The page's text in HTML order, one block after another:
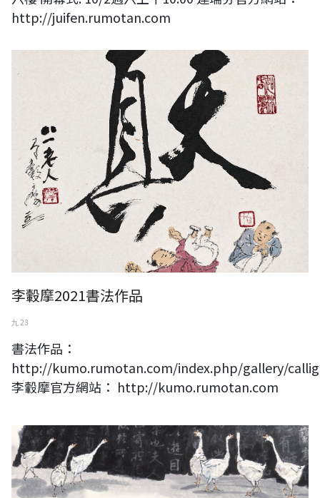
http://juifen.rumotan.com
李轂摩2021書法作品
九 23
書法作品：
http://kumo.rumotan.com/index.php/gallery/
李轂摩官方網站： http://kumo.rumotan.com
蘊內映外 任意悠然－李轂摩81書畫展